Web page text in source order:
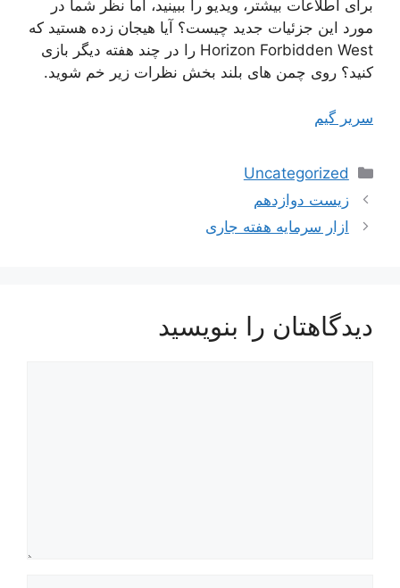
برای اطلاعات بیشتر، ویدیو را ببینید، اما نظر شما در
مورد این جزئیات جدید چیست؟ آیا هیجان زده هستید که
Horizon Forbidden West را در چند هفته دیگر بازی
کنید؟ روی چمن های بلند بخش نظرات زیر خم شوید.
سریر گیم
دسته‌ها
Uncategorized
ناوبری
نوشته‌ها
زیست دوازدهم
ازار سرمایه هفته جاری
دیدگاهتان را بنویسید